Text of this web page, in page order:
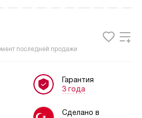
последней продажи
Гарантия
3 года
Сделано в